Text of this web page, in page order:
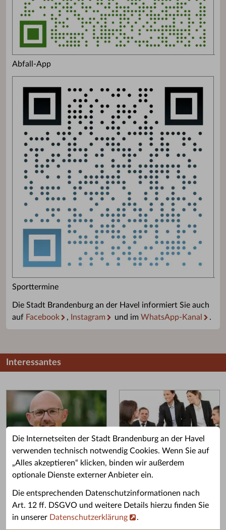
Die Internetseiten der Stadt Brandenburg an der Havel
verwenden technisch notwendig Cookies. Wenn Sie auf
„Alles akzeptieren“ klicken, binden wir außerdem
optionale Dienste externer Anbieter ein.
Die entsprechenden Datenschutzinformationen nach
Art. 12 ff. DSGVO und weitere Details hierzu finden Sie
in unserer Datenschutzerklärung .
Abfall-App
Sporttermine
Die Stadt Brandenburg an der Havel informiert Sie auch
auf Facebook , Instagram und im WhatsApp-Kanal .
Interessantes
Grußwort des OB